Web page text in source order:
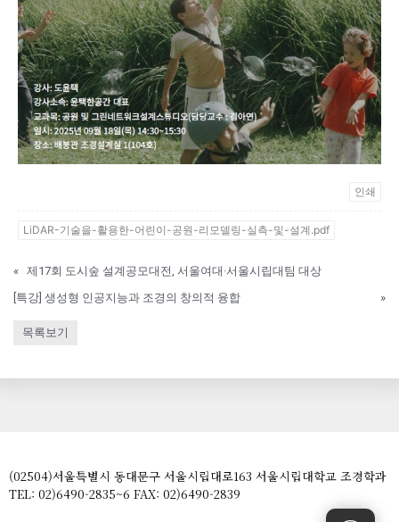
인쇄
LiDAR-기술을-활용한-어린이-공원-리모델링-실측-및-설계.pdf
« 제17회 도시숲 설계공모대전, 서울여대·서울시립대팀 대상
[특강] 생성형 인공지능과 조경의 창의적 융합
»
목록보기
(02504)서울특별시 동대문구 서울시립대로163 서울시립대학교 조경학과
TEL: 02)6490-2835~6 FAX: 02)6490-2839